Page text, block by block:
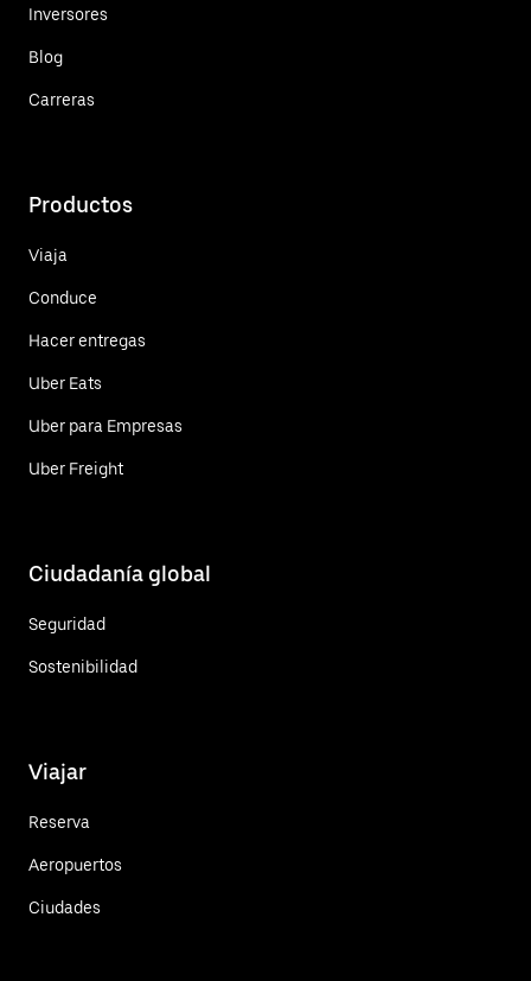
Inversores
Blog
Carreras
Productos
Viaja
Conduce
Hacer entregas
Uber Eats
Uber para Empresas
Uber Freight
Ciudadanía global
Seguridad
Sostenibilidad
Viajar
Reserva
Aeropuertos
Ciudades